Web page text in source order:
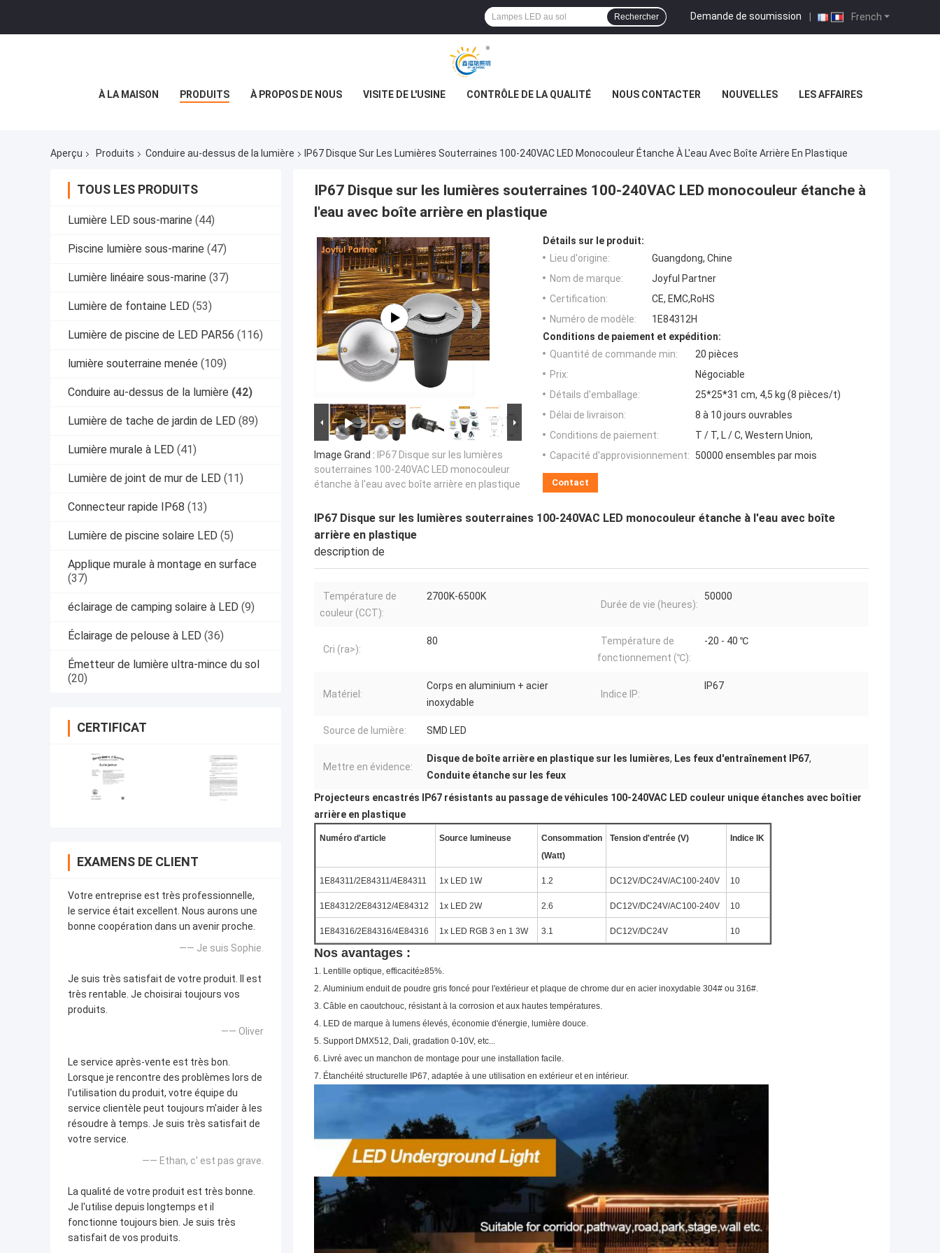
French
Demande de soumission |
Rechercher
À LA MAISON PRODUITS À PROPOS DE NOUS VISITE DE L'USINE CONTRÔLE DE LA QUALITÉ NOUS CONTACTER NOUVELLES LES AFFAIRES
Aperçu Produits Conduire au-dessus de la lumière IP67 Disque Sur Les Lumières Souterraines 100-240VAC LED Monocouleur Étanche À L'eau Avec Boîte Arrière En Plastique
TOUS LES PRODUITS
Lumière LED sous-marine (44)
Piscine lumière sous-marine (47)
Lumière linéaire sous-marine (37)
Lumière de fontaine LED (53)
Lumière de piscine de LED PAR56 (116)
lumière souterraine menée (109)
Conduire au-dessus de la lumière (42)
Lumière de tache de jardin de LED (89)
Lumière murale à LED (41)
Lumière de joint de mur de LED (11)
Connecteur rapide IP68 (13)
Lumière de piscine solaire LED (5)
Applique murale à montage en surface
(37)
éclairage de camping solaire à LED (9)
Éclairage de pelouse à LED (36)
Émetteur de lumière ultra-mince du sol
(20)
CERTIFICAT
EXAMENS DE CLIENT
Votre entreprise est très professionnelle,
le service était excellent. Nous aurons une
bonne coopération dans un avenir proche.
—— Je suis Sophie.
Je suis très satisfait de votre produit. Il est
très rentable. Je choisirai toujours vos
produits.
—— Oliver
Le service après-vente est très bon.
Lorsque je rencontre des problèmes lors de
l'utilisation du produit, votre équipe du
service clientèle peut toujours m'aider à les
résoudre à temps. Je suis très satisfait de
votre service.
—— Ethan, c' est pas grave.
La qualité de votre produit est très bonne.
Je l'utilise depuis longtemps et il
fonctionne toujours bien. Je suis très
satisfait de vos produits.
IP67 Disque sur les lumières souterraines 100-240VAC LED monocouleur étanche à
l'eau avec boîte arrière en plastique
Image Grand : IP67 Disque sur les lumières
souterraines 100-240VAC LED monocouleur
étanche à l'eau avec boîte arrière en plastique
Détails sur le produit:
Lieu d'origine:
Guangdong, Chine
Nom de marque:
Joyful Partner
Certification:
CE, EMC,RoHS
Numéro de modèle:
1E84312H
Conditions de paiement et expédition:
Quantité de commande min:
20 pièces
Prix:
Négociable
Détails d'emballage:
25*25*31 cm, 4,5 kg (8 pièces/t)
Délai de livraison:
8 à 10 jours ouvrables
Conditions de paiement:
T / T, L / C, Western Union,
Capacité d'approvisionnement:
50000 ensembles par mois
Contact
IP67 Disque sur les lumières souterraines 100-240VAC LED monocouleur étanche à l'eau avec boîte
arrière en plastique
description de
Température de
couleur (CCT):
2700K-6500K
Durée de vie (heures):
50000
Cri (ra>):
80
Température de
fonctionnement (℃):
-20 - 40 ℃
Matériel:
Corps en aluminium + acier
inoxydable
Indice IP:
IP67
Source de lumière: SMD LED
Mettre en évidence:
Disque de boîte arrière en plastique sur les lumières, Les feux d'entraînement IP67,
Conduite étanche sur les feux
Projecteurs encastrés IP67 résistants au passage de véhicules 100-240VAC LED couleur unique étanches avec boîtier
arrière en plastique
Numéro d'article Source lumineuse
Consommation
(Watt)
Tension d'entrée (V) Indice IK
1E84311/2E84311/4E84311 1x LED 1W 1.2 DC12V/DC24V/AC100-240V 10
1E84312/2E84312/4E84312 1x LED 2W 2.6 DC12V/DC24V/AC100-240V 10
1E84316/2E84316/4E84316 1x LED RGB 3 en 1 3W 3.1 DC12V/DC24V 10
Nos avantages :
1. Lentille optique, efficacité≥85%.
2. Aluminium enduit de poudre gris foncé pour l'extérieur et plaque de chrome dur en acier inoxydable 304# ou 316#.
3. Câble en caoutchouc, résistant à la corrosion et aux hautes températures.
4. LED de marque à lumens élevés, économie d'énergie, lumière douce.
5. Support DMX512, Dali, gradation 0-10V, etc...
6. Livré avec un manchon de montage pour une installation facile.
7. Étanchéité structurelle IP67, adaptée à une utilisation en extérieur et en intérieur.